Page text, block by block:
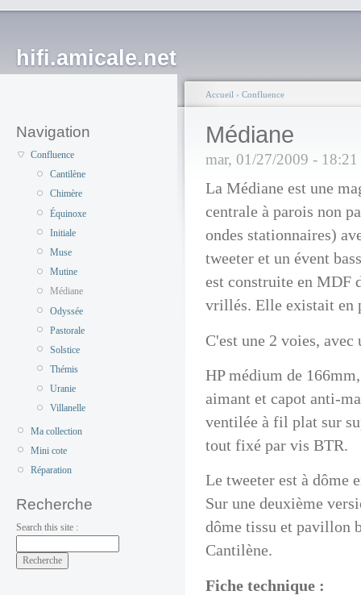
hifi.amicale.net
Navigation
Confluence
Cantilène
Chimère
Équinoxe
Initiale
Muse
Mutine
Médiane
Odyssée
Pastorale
Solstice
Thémis
Uranie
Villanelle
Ma collection
Mini cote
Réparation
Recherche
Search this site :
Accueil › Confluence
Médiane
mar, 01/27/2009 -
La Médiane est une
centrale à parois non
ondes stationnaires)
tweeter et un évent
est construite en MDF
vrillés. Elle existait en
C'est une 2 voies,
HP médium de
aimant et capot anti-
ventilée à fil plat sur
tout fixé par vis BTR.
Le tweeter est à dôme
Sur une deuxième
dôme tissu et pavillon
Cantilène.
Fiche technique :